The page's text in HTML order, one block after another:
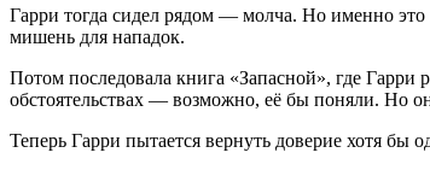
Гарри тогда сидел рядом — молча. Но именно это
мишень для нападок.
Потом последовала книга «Запасной», где
обстоятельствах — возможно, её бы поняли. Но
Теперь Гарри пытается вернуть доверие хотя бы